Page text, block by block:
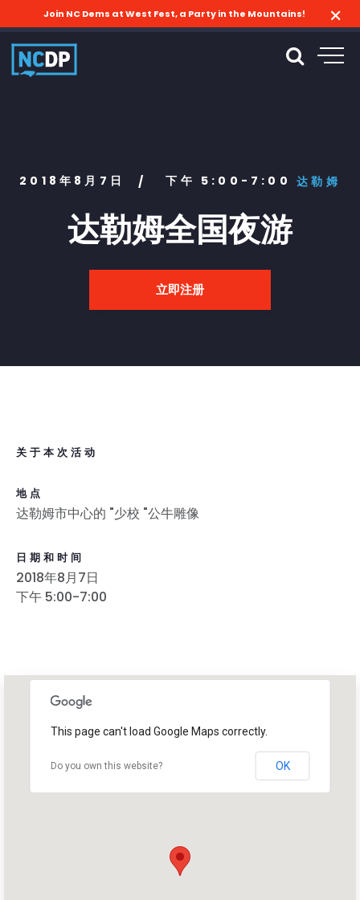
Join NC Dems at West Fest, a Party in the Mountains!
2018年8月7日 / 下午 5:00-7:00达勒姆
达勒姆全国夜游
立即注册
关于本次活动
地点
达勒姆市中心的 "少校 "公牛雕像
日期和时间
2018年8月7日
下午 5:00-7:00
This page can't load Google Maps correctly.
Do you own this website? OK